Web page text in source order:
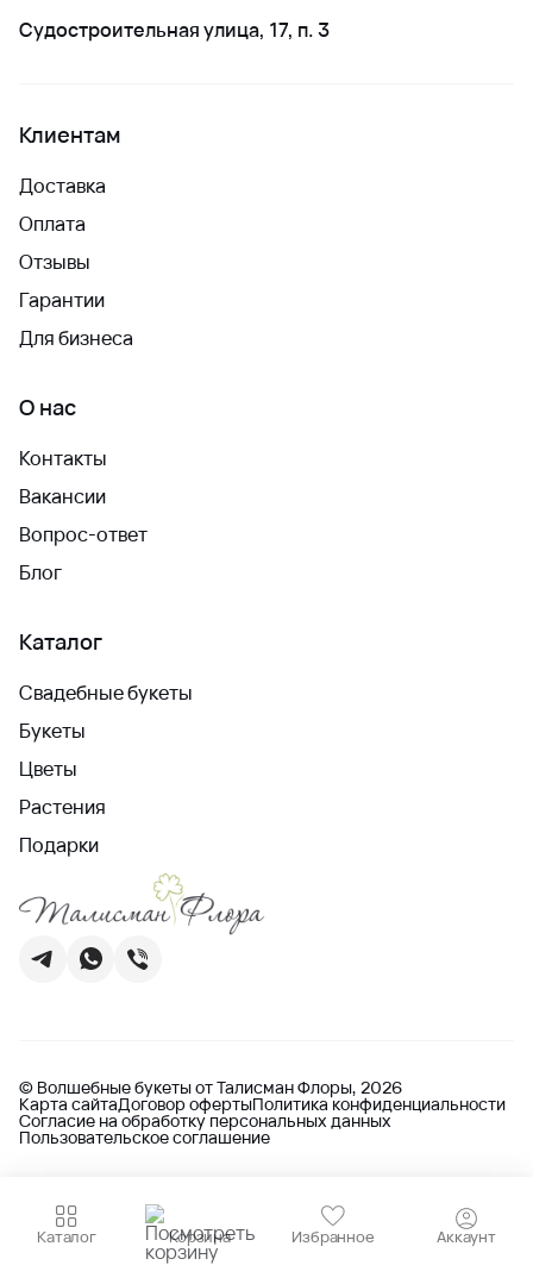
Каталог Корзина Избранное Аккаунт
Судостроительная улица, 17, п. 3
Клиентам
Доставка
Оплата
Отзывы
Гарантии
Для бизнеса
О нас
Контакты
Вакансии
Вопрос-ответ
Блог
Каталог
Свадебные букеты
Букеты
Цветы
Растения
Подарки
© Волшебные букеты от Талисман Флоры, 2026
Карта сайтаДоговор офертыПолитика конфиденциальности
Согласие на обработку персональных данных
Пользовательское соглашение